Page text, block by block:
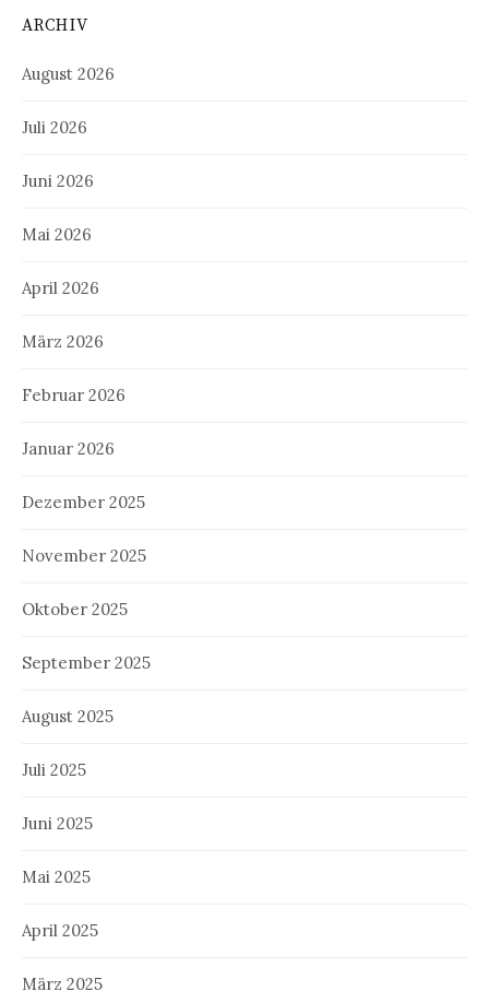
ARCHIV
August 2026
Juli 2026
Juni 2026
Mai 2026
April 2026
März 2026
Februar 2026
Januar 2026
Dezember 2025
November 2025
Oktober 2025
September 2025
August 2025
Juli 2025
Juni 2025
Mai 2025
April 2025
März 2025